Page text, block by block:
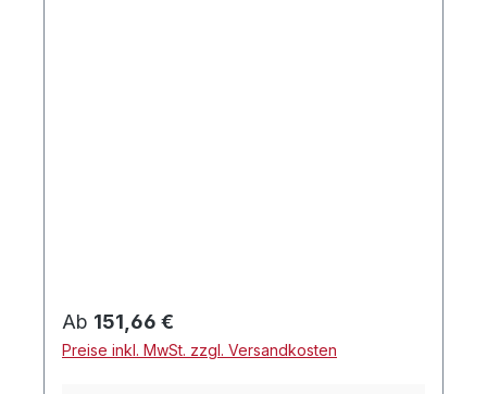
Regulärer Preis:
Ab 151,66 €
Preise inkl. MwSt. zzgl. Versandkosten